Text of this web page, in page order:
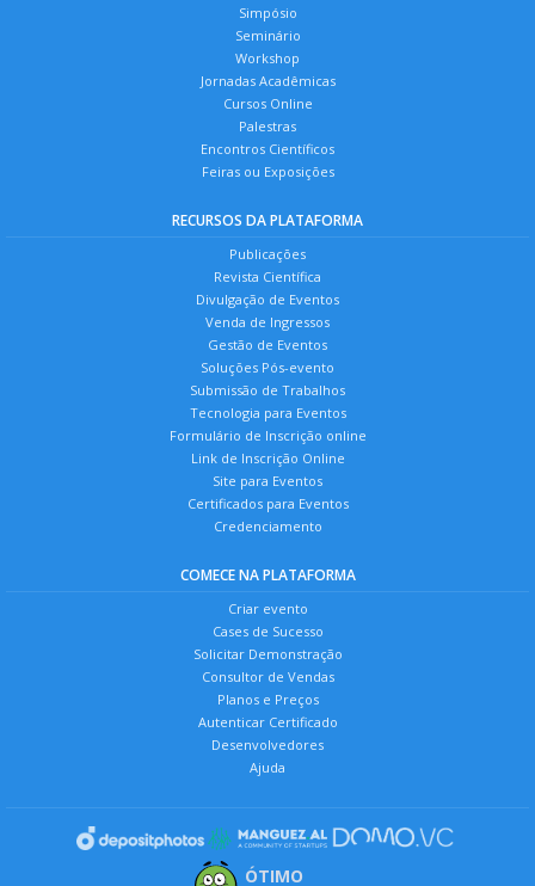
Simpósio
Seminário
Workshop
Jornadas Acadêmicas
Cursos Online
Palestras
Encontros Científicos
Feiras ou Exposições
RECURSOS DA PLATAFORMA
Publicações
Revista Científica
Divulgação de Eventos
Venda de Ingressos
Gestão de Eventos
Soluções Pós-evento
Submissão de Trabalhos
Tecnologia para Eventos
Formulário de Inscrição online
Link de Inscrição Online
Site para Eventos
Certificados para Eventos
Credenciamento
COMECE NA PLATAFORMA
Criar evento
Cases de Sucesso
Solicitar Demonstração
Consultor de Vendas
Planos e Preços
Autenticar Certificado
Desenvolvedores
Ajuda
ÓTIMO